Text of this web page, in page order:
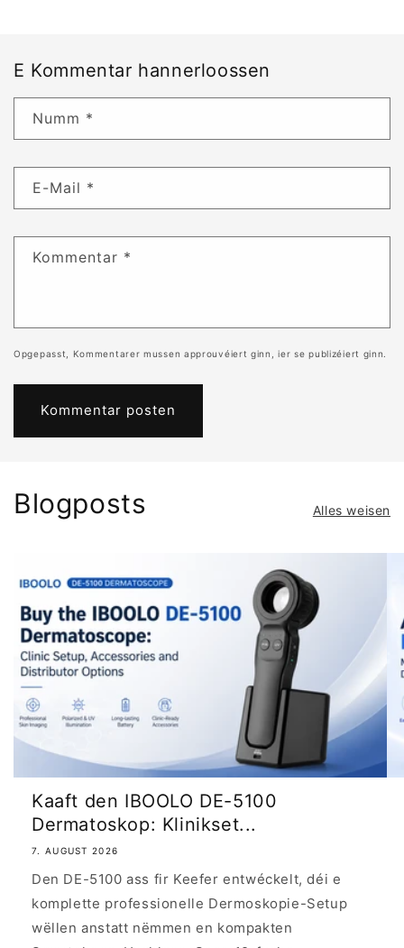
E Kommentar hannerloossen
Numm *
E-Mail *
Kommentar *
Opgepasst, Kommentarer mussen approuvéiert ginn, ier se publizéiert ginn.
Blogposts Alles weisen
Kaaft den IBOOLO DE-5100
Dermatoskop: Klinikset...
7. AUGUST 2026
Den DE-5100 ass fir Keefer entwéckelt, déi e
komplette professionelle Dermoskopie-Setup
wëllen anstatt nëmmen en kompakten